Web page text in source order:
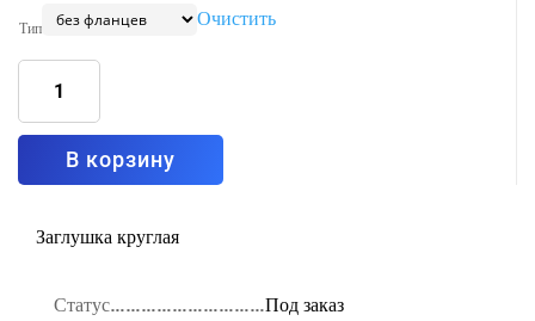
Тип Очистить
Количество
Шибер
225
мм
В корзину
Заглушка круглая
Статус…………………………Под заказ